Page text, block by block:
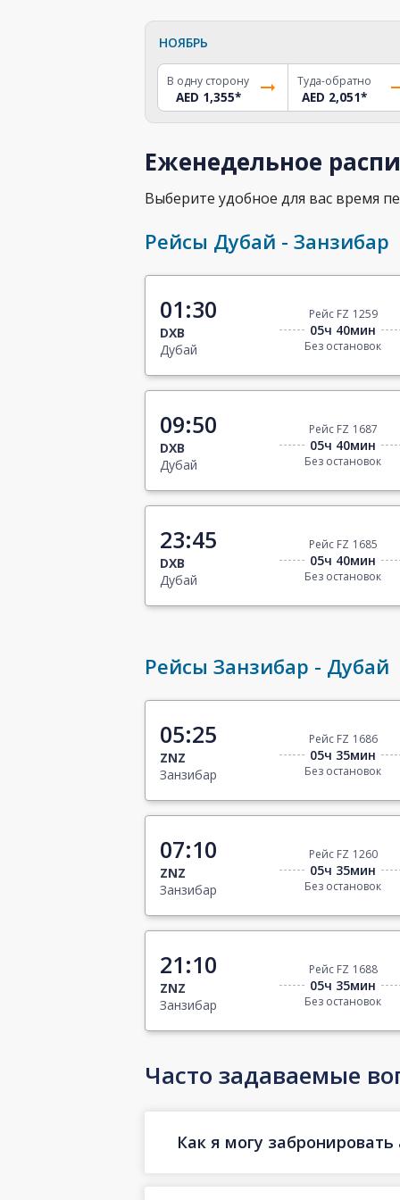
НОЯБРЬ
В одну сторону
AED 1,355*
Туда-обратно
AED 2,051*
Еженедельное
Выберите удобное для вас время
Рейсы Дубай - Занзибар
01:30
DXB
Дубай
Рейс FZ 1259
05ч 40мин
Без остановок
09:50
DXB
Дубай
Рейс FZ 1687
05ч 40мин
Без остановок
23:45
DXB
Дубай
Рейс FZ 1685
05ч 40мин
Без остановок
Рейсы Занзибар - Дубай
05:25
ZNZ
Занзибар
Рейс FZ 1686
05ч 35мин
Без остановок
07:10
ZNZ
Занзибар
Рейс FZ 1260
05ч 35мин
Без остановок
21:10
ZNZ
Занзибар
Рейс FZ 1688
05ч 35мин
Без остановок
Часто задаваемые
Как я могу